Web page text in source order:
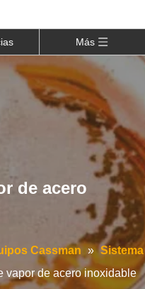
Más
de acero
Cassman » Sistema
vapor de acero inoxidable